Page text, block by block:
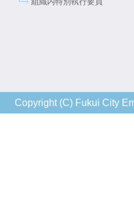
Copyright (C) Fukui City